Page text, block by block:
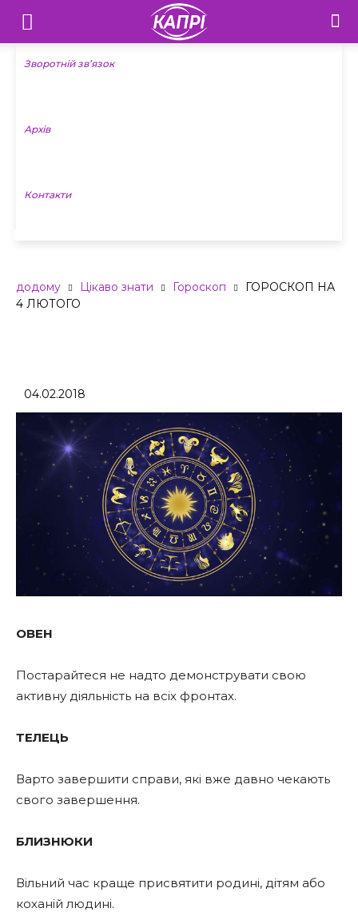
Телебачення
«Капрі»
Новини
Зворотній зв’язок
Архів
Контакти
додому Цікаво знати Гороскоп
ГОРОСКОП НА
4 ЛЮТОГО
04.02.2018
ОВЕН
Постарайтеся не надто демонструвати свою
активну діяльність на всіх фронтах.
ТЕЛЕЦЬ
Варто завершити справи, які вже давно чекають
свого завершення.
БЛИЗНЮКИ
Вільний час краще присвятити родині, дітям або
коханій людині.